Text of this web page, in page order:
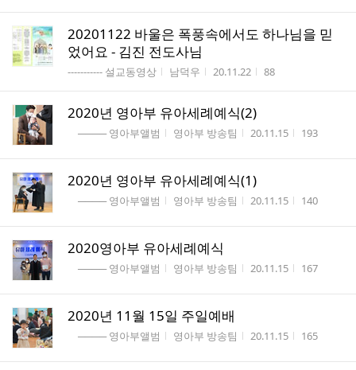
20201122 바울은 폭풍속에서도 하나님을 믿
었어요 - 김진 전도사님
게시판명
----------- 설교동영상 작성자
남덕우 작성시간
20.11.22 조회수
88
2020년 영아부 유아세례예식(2)
게시판명
──── 영아부앨범 작성자
영아부 방송팀 작성시간
20.11.15 조회수
193
2020년 영아부 유아세례예식(1)
게시판명
──── 영아부앨범 작성자
영아부 방송팀 작성시간
20.11.15 조회수
140
2020영아부 유아세례예식
게시판명
──── 영아부앨범 작성자
영아부 방송팀 작성시간
20.11.15 조회수
167
2020년 11월 15일 주일예배
게시판명
──── 영아부앨범 작성자
영아부 방송팀 작성시간
20.11.15 조회수
165